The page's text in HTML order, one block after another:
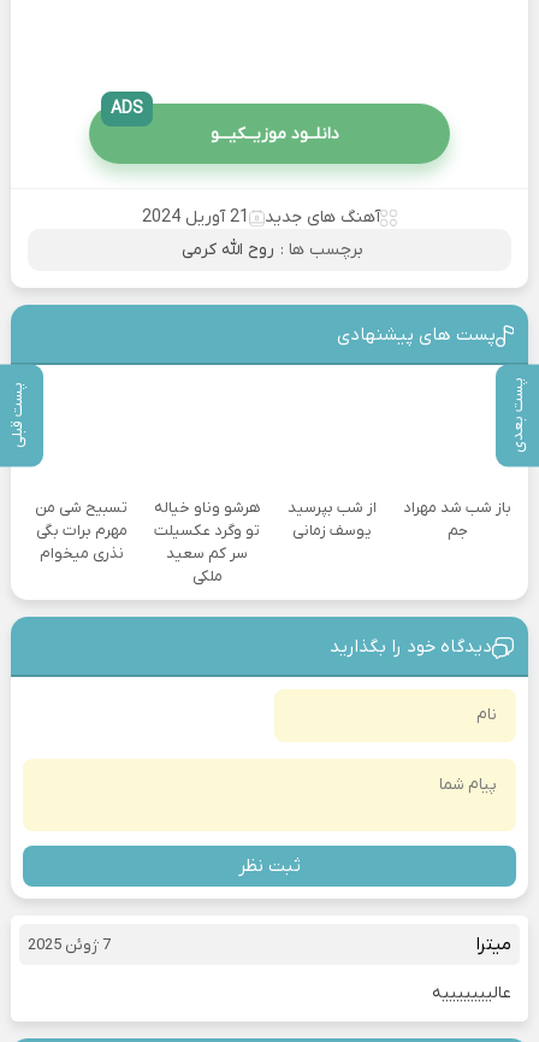
پست بعدی پست قبلی
دانلــود موزیــکیـــو
ADS
آهنگ های جدید
21 آوریل 2024
برچسب ها : روح الله کرمی
پست های پیشنهادی
باز شب شد مهراد
جم
از شب بپرسید
یوسف زمانی
هرشو وناو خیاله
تو وگرد عکسیلت
سر کم سعید
ملکی
تسبیح شی من
مهرم برات بگی
نذری میخوام
دیدگاه خود را بگذارید
ثبت نظر
میترا 7 ژوئن 2025
عالیییییییه